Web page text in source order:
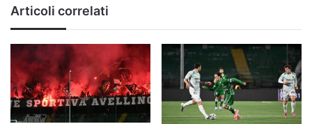
stop
Articoli correlati